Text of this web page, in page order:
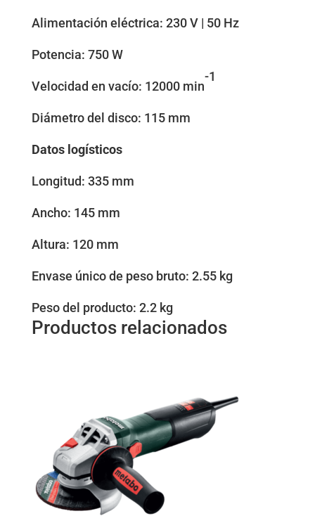
Alimentación eléctrica: 230 V | 50 Hz
Potencia: 750 W
Velocidad en vacío: 12000 min
-1
Diámetro del disco: 115 mm
Datos logísticos
Longitud: 335 mm
Ancho: 145 mm
Altura: 120 mm
Envase único de peso bruto: 2.55 kg
Peso del producto: 2.2 kg
Productos relacionados